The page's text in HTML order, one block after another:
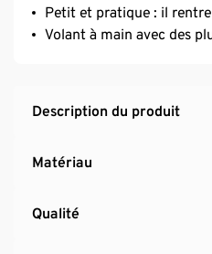
Petit et pratique : il
Volant à main avec des
Description du produit
Matériau
Qualité